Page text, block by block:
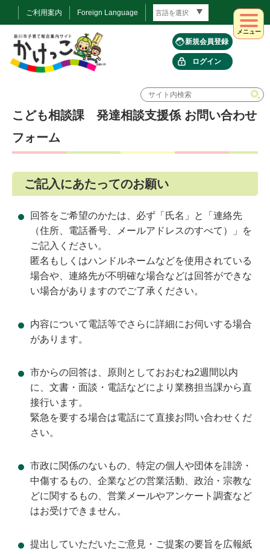
ご利用案内 Foreign Language
新規会員登録
ログイン
メニュー
こども相談課 発達相談支援係 お問い合わせ
フォーム
ご記入にあたってのお願い
回答をご希望のかたは、必ず「氏名」と「連絡先
（住所、電話番号、メールアドレスのすべて）」を
ご記入ください。
匿名もしくはハンドルネームなどを使用されている
場合や、連絡先が不明確な場合などは回答ができな
い場合がありますのでご了承ください。
内容について電話等でさらに詳細にお伺いする場合
があります。
市からの回答は、原則としておおむね2週間以内
に、文書・面談・電話などにより業務担当課から直
接行います。
緊急を要する場合は電話にて直接お問い合わせくだ
さい。
市政に関係のないもの、特定の個人や団体を誹謗・
中傷するもの、企業などの営業活動、政治・宗教な
どに関するもの、営業メールやアンケート調査など
はお受けできません。
提出していただいたご意見・ご提案の要旨を広報紙